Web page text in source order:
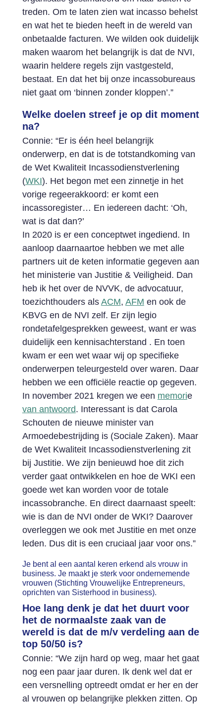
treden. Om te laten zien wat incasso behelst
en wat het te bieden heeft in de wereld van
onbetaalde facturen. We wilden ook duidelijk
maken waarom het belangrijk is dat de NVI,
waarin heldere regels zijn vastgesteld,
bestaat. En dat het bij onze incassobureaus
niet gaat om ‘binnen zonder kloppen’.”
Welke doelen streef je op dit moment
na?
Connie: “Er is één heel belangrijk
onderwerp, en dat is de totstandkoming van
de Wet Kwaliteit Incassodienstverlening
(WKI). Het begon met een zinnetje in het
vorige regeerakkoord: er komt een
incassoregister… En iedereen dacht: ‘Oh,
wat is dat dan?’
In 2020 is er een conceptwet ingediend. In
aanloop daarnaartoe hebben we met alle
partners uit de keten informatie gegeven aan
het ministerie van Justitie & Veiligheid. Dan
heb ik het over de NVVK, de advocatuur,
toezichthouders als ACM, AFM en ook de
KBVG en de NVI zelf. Er zijn legio
rondetafelgesprekken geweest, want er was
duidelijk een kennisachterstand . En toen
kwam er een wet waar wij op specifieke
onderwerpen teleurgesteld over waren. Daar
hebben we een officiële reactie op gegeven.
In november 2021 kregen we een memorie
van antwoord. Interessant is dat Carola
Schouten de nieuwe minister van
Armoedebestrijding is (Sociale Zaken). Maar
de Wet Kwaliteit Incassodienstverlening zit
bij Justitie. We zijn benieuwd hoe dit zich
verder gaat ontwikkelen en hoe de WKI een
goede wet kan worden voor de totale
incassobranche. En direct daarnaast speelt:
wie is dan de NVI onder de WKI? Daarover
overleggen we ook met Justitie en met onze
leden. Dus dit is een cruciaal jaar voor ons.”
Je bent al een aantal keren erkend als vrouw in
business. Je maakt je sterk voor ondernemende
vrouwen (Stichting Vrouwelijke Entrepreneurs,
oprichten van Sisterhood in business).
Hoe lang denk je dat het duurt voor
het de normaalste zaak van de
wereld is dat de m/v verdeling aan de
top 50/50 is?
Connie: “We zijn hard op weg, maar het gaat
nog een paar jaar duren. Ik denk wel dat er
een versnelling optreedt omdat er her en der
al vrouwen op belangrijke plekken zitten. Op